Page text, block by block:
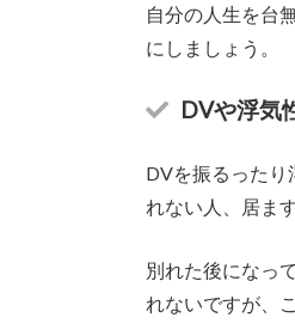
自分の人生を台
にしましょう。
DVや浮気
DVを振るったり
れない人、居ま
別れた後になっ
れないですが、